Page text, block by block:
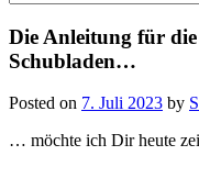
Die Anleitung für
Schubladen…
Posted on 7. Juli 2023 by
… möchte ich Dir heute